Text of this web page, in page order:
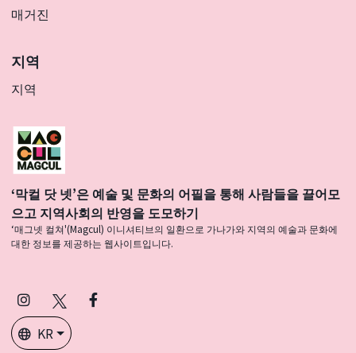
매거진
지역
지역
‘막컬 닷 넷’은 예술 및 문화의 어필을 통해 사람들을 끌어모
으고 지역사회의 반영을 도모하기
‘매그넷 컬쳐'(Magcul) 이니셔티브의 일환으로 가나가와 지역의 예술과 문화에
대한 정보를 제공하는 웹사이트입니다.
Instagram
(Twitter)
Facebook
KR